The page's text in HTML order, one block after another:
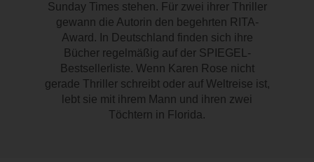
Sunday Times stehen. Für zwei ihrer Thriller
gewann die Autorin den begehrten RITA-
Award. In Deutschland finden sich ihre
Bücher regelmäßig auf der SPIEGEL-
Bestsellerliste. Wenn Karen Rose nicht
gerade Thriller schreibt oder auf Weltreise ist,
lebt sie mit ihrem Mann und ihren zwei
Töchtern in Florida.